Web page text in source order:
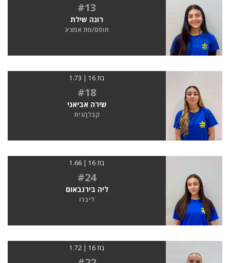
#13
רונה שילת
חוסם/מת אמצע
בת 16 | 1.73
#18
שירה אביאני
קבלן/נית
בת 16 | 1.66
#24
ליה בירנבאום
ליברו
בת 16 | 1.72